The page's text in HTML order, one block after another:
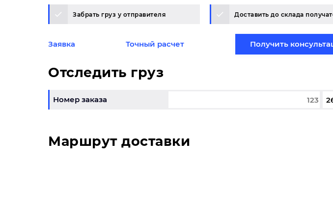
Забрать груз у отправителя Доставить до склада
Заявка Точный расчет Получить
Отследить груз
Номер заказа
Маршрут доставки